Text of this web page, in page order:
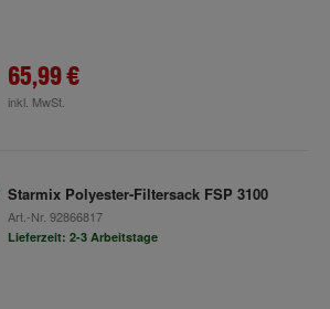
65,99 €
inkl. MwSt.
Starmix Polyester-Filtersack FSP 3100
Art.-Nr. 92866817
Lieferzeit: 2-3 Arbeitstage